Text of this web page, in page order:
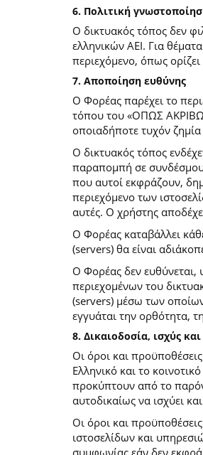
6. Πολιτική
Ο δικτυακός τόπος δεν
ελληνικών ΑΕΙ. Για
περιεχόμενο, όπως
7. Αποποίηση ευθύνης
Ο Φορέας παρέχει το
τόπου του «ΟΠΩΣ
οποιαδήποτε τυχόν
O δικτυακός τόπος
παραπομπή σε
που αυτοί εκφράζουν,
περιεχόμενο των
αυτές. Ο χρήστης
Ο Φορέας καταβάλλει
(servers) θα είναι
Ο Φορέας δεν ευθύνεται,
περιεχομένων του
(servers) μέσω των
εγγυάται την ορθότητα,
8. Δικαιοδοσία, ισχύς
Οι όροι και
Ελληνικό και το
προκύπτουν από το
αυτοδικαίως να ισχύει
Οι όροι και
ιστοσελίδων και